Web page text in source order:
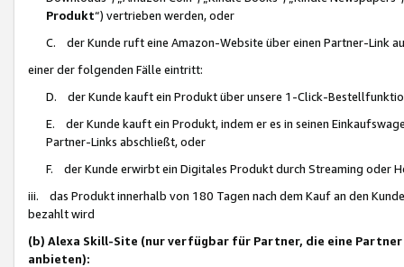
Produkt“) vertrieben werden, oder
C. der Kunde ruft eine Amazon-Website über einen Partner-Link
einer der folgenden Fälle eintritt:
D. der Kunde kauft ein Produkt über unsere 1-Click-
E. der Kunde kauft ein Produkt, indem er es in seinen
Partner-Links abschließt, oder
F. der Kunde erwirbt ein Digitales Produkt durch Streaming oder
iii. das Produkt innerhalb von 180 Tagen nach dem Kauf an den
bezahlt wird
(b) Alexa Skill-Site (nur verfügbar für Partner, die eine
anbieten):